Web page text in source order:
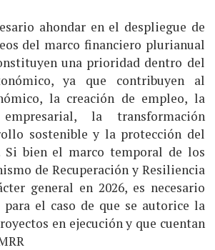
ahondar en el despliegue de
del marco financiero plurianual
una prioridad dentro del
ya que contribuyen al
la creación de empleo, la
la transformación
sostenible y la protección del
Si bien el marco temporal de los
de Recuperación y Resiliencia
general en 2026, es necesario
el caso de que se autorice la
en ejecución y que cuentan